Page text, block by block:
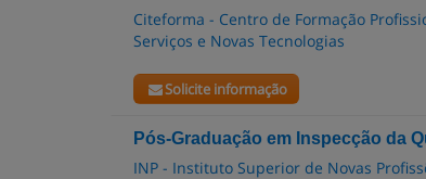
Citeforma - Centro de Formação
Serviços e Novas Tecnologias
Solicite informação
Pós-Graduação em Inspecção da
INP - Instituto Superior de Novas